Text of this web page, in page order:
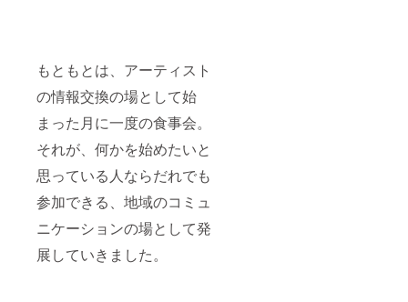
もともとは、アーティスト
の情報交換の場として始
まった月に一度の食事会。
それが、何かを始めたいと
思っている人ならだれでも
参加できる、地域のコミュ
ニケーションの場として発
展していきました。